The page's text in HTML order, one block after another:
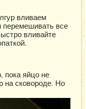
вливаем
перемешивать все
вливайте
пока яйцо не
на сковороде. Но